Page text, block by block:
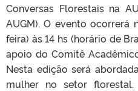
Conversas Florestais na
AUGM). O evento
feira) às 14 hs (horário de
apoio do Comitê
Nesta edição será
mulher no setor